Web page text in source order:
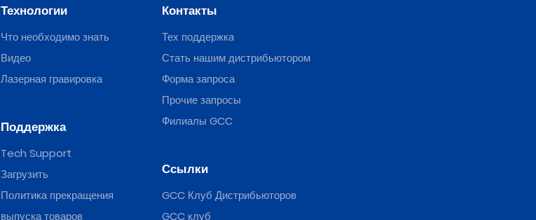
Технологии
Что необходимо знать
Видео
Лазерная гравировка
Поддержка
Tech Support
Загрузить
Политика прекращения
выпуска товаров
Контакты
Тех поддержка
Стать нашим дистрибьютором
Форма запроса
Прочие запросы
Филиалы GCC
Ссылки
GCC Клуб Дистрибьюторов
GCC клуб